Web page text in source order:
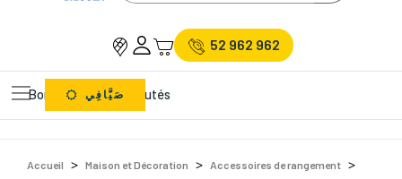
52 962 962
Bons Plans Nouveautés
صَيَّافِي
Accueil Maison et Décoration
Accessoires de rangement